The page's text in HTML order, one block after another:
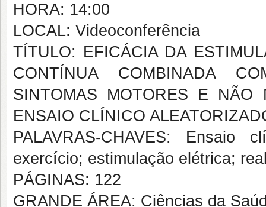
HORA: 14:00
LOCAL: Videoconferência
TÍTULO: EFICÁCIA DA
CONTÍNUA COMBINADA
SINTOMAS MOTORES E NÃO
ENSAIO CLÍNICO
PALAVRAS-CHAVES:
exercício; estimulação elétrica;
PÁGINAS: 122
GRANDE ÁREA: Ciências da